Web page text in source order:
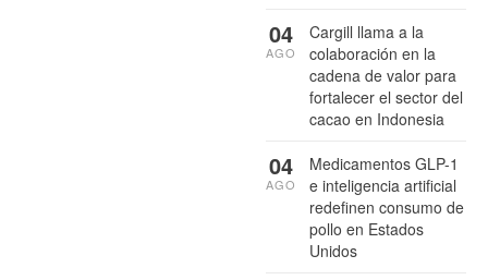
Cargill llama a la
colaboración en la
cadena de valor para
fortalecer el sector del
cacao en Indonesia
04
AGO
Medicamentos GLP-1
e inteligencia artificial
redefinen consumo de
pollo en Estados
Unidos
04
AGO